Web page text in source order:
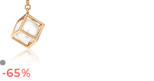
-65%